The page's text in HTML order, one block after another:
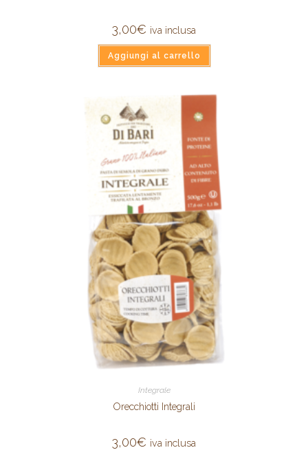
3,00€ iva inclusa
Aggiungi al carrello
Integrale
Orecchiotti Integrali
3,00€ iva inclusa